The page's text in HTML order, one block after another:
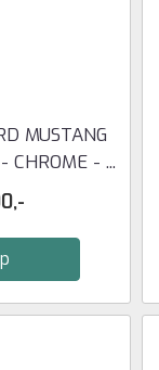
MUSTANG
CHROME - ...